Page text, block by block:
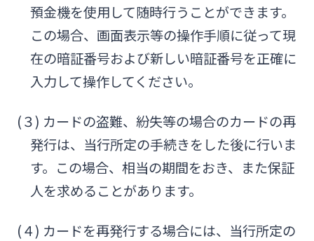
預金機を使用して随時行うことができます。
この場合、画面表示等の操作手順に従って現
在の暗証番号および新しい暗証番号を正確に
入力して操作してください。
(３) カードの盗難、紛失等の場合のカードの再
発行は、当行所定の手続きをした後に行いま
す。この場合、相当の期間をおき、また保証
人を求めることがあります。
(４) カードを再発行する場合には、当行所定の